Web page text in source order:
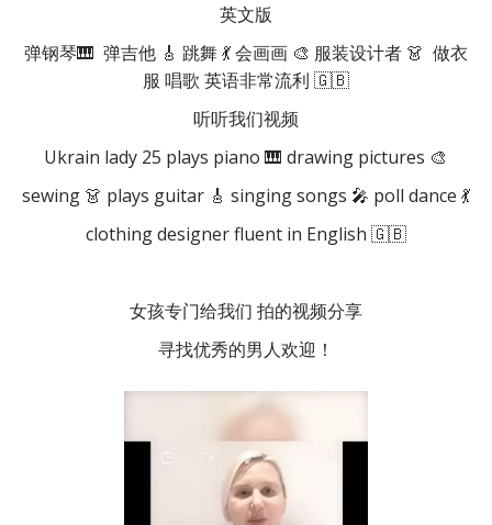
英文版
弹钢琴🎹  弹吉他 🎸 跳舞 💃 会画画 🎨 服装设计者 👗  做衣
服 唱歌 英语非常流利 🇬🇧
听听我们视频
Ukrain lady 25 plays piano 🎹 drawing pictures 🎨
sewing 👗 plays guitar 🎸 singing songs 🎤 poll dance 💃
clothing designer fluent in English 🇬🇧
女孩专门给我们 拍的视频分享
寻找优秀的男人欢迎！